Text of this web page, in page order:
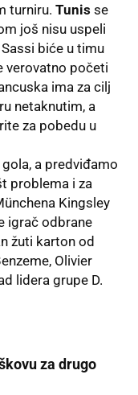
turniru. Tunis se
još nisu uspeli
biće u timu
verovatno početi
ima za cilj
netaknutim, a
za pobedu u
a predviđamo
problema i za
Kingsley
igrač odbrane
žuti karton od
Olivier
lidera grupe D.
za drugo